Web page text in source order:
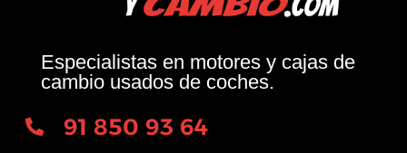
Especialistas en motores y cajas de
cambio usados de coches.
91 850 93 64